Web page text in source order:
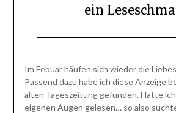
ein
21.
Februar
2014
Im Febuar häufen sich wieder die
Passend dazu habe ich diese Anzeige
alten Tageszeitung gefunden. Hätte
eigenen Augen gelesen… so also